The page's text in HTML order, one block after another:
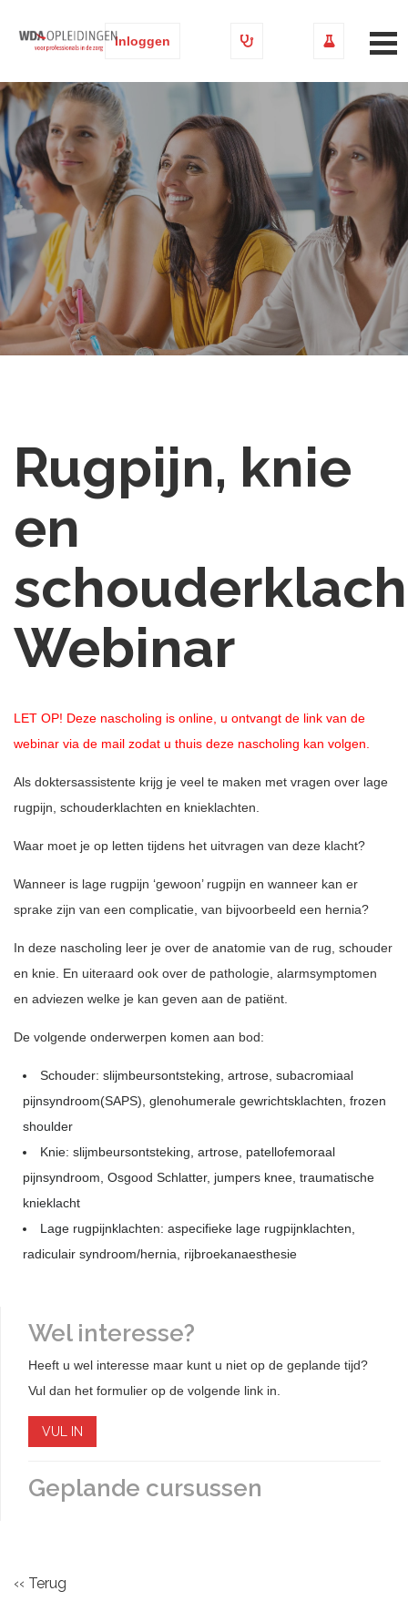
Inloggen
Rugpijn, knie
en
Webinar
LET OP! Deze nascholing is online, u ontvangt de link van de
webinar via de mail zodat u thuis deze nascholing kan volgen.
Als doktersassistente krijg je veel te maken met vragen over lage
rugpijn, schouderklachten en knieklachten.
Waar moet je op letten tijdens het uitvragen van deze klacht?
Wanneer is lage rugpijn ‘gewoon’ rugpijn en wanneer kan er
sprake zijn van een complicatie, van bijvoorbeeld een hernia?
In deze nascholing leer je over de anatomie van de rug, schouder
en knie. En uiteraard ook over de pathologie, alarmsymptomen
en adviezen welke je kan geven aan de patiënt.
De volgende onderwerpen komen aan bod:
Schouder: slijmbeursontsteking, artrose, subacromiaal
pijnsyndroom(SAPS), glenohumerale gewrichtsklachten, frozen
shoulder
Knie: slijmbeursontsteking, artrose, patellofemoraal
pijnsyndroom, Osgood Schlatter, jumpers knee, traumatische
knieklacht
Lage rugpijnklachten: aspecifieke lage rugpijnklachten,
radiculair syndroom/hernia, rijbroekanaesthesie
Wel interesse?
Heeft u wel interesse maar kunt u niet op de geplande tijd?
Vul dan het formulier op de volgende link in.
VUL IN
Geplande cursussen
‹‹ Terug